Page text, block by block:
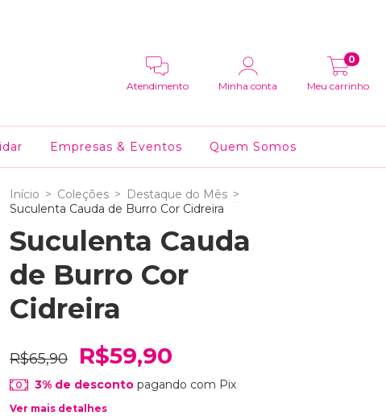
Atendimento Minha conta Meu carrinho
0
Empresas & Eventos Quem Somos
Início > Coleções > Destaque do Mês >
Suculenta Cauda de Burro Cor Cidreira
Suculenta Cauda
de Burro Cor
Cidreira
R$65,90 R$59,90
3% de desconto pagando com Pix
Ver mais detalhes